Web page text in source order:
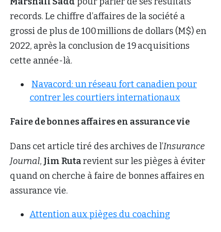
records. Le chiffre d’affaires de la société a
grossi de plus de 100 millions de dollars (M$) en
2022, après la conclusion de 19 acquisitions
cette année-là.
Navacord: un réseau fort canadien pour
contrer les courtiers internationaux
Faire de bonnes affaires en assurance vie
Dans cet article tiré des archives de l’Insurance
Journal, Jim Rutarevient sur les pièges à éviter
quand on cherche à faire de bonnes affaires en
assurance vie.
Attention aux pièges du coaching